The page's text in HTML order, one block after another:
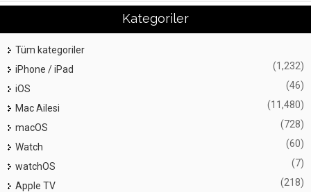
Kategoriler
Tüm kategoriler
iPhone / iPad
(1,232)
iOS (46)
Mac Ailesi (11,480)
macOS (728)
Watch (60)
watchOS (7)
Apple TV (218)